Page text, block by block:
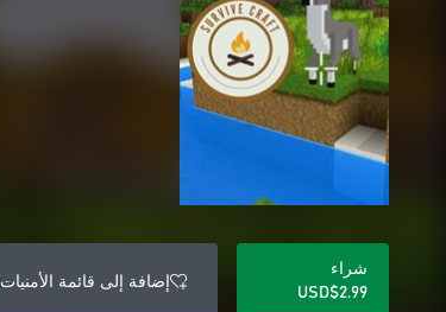
شراء
USD$2.99
إضافة إلى قائمة الأمنيات